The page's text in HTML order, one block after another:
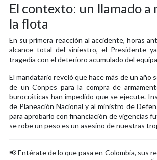
El contexto: un llamado a
la flota
En su primera reacción al accidente, horas
alcance total del siniestro, el Presidente
tragedia con el deterioro acumulado del
El mandatario reveló que hace más de un año
de un Conpes para la compra de
burocráticas han impedido que se ejecute.
de Planeación Nacional y al ministro de
para aprobarlo con financiación de vigencias
se robe un peso es un asesino de nuestras
📢 Entérate de lo que pasa en Colombia, sus